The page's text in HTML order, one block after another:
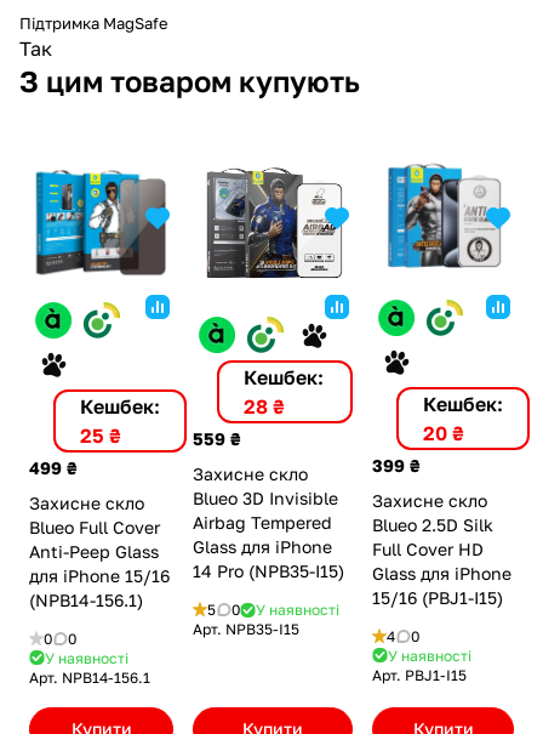
Підтримка MagSafe
Так
З цим товаром купують
Кешбек:
25 ₴
499 ₴
Захисне скло
Blueo Full Cover
Anti-Peep Glass
для iPhone 15/16
(NPB14-156.1)
0
0
У наявності
Арт. NPB14-156.1
Купити
Кешбек:
28 ₴
559 ₴
Захисне скло
Blueo 3D Invisible
Airbag Tempered
Glass для iPhone
14 Pro (NPB35-I15)
5 0
У наявності
Арт. NPB35-I15
Купити
Кешбек:
20 ₴
399 ₴
Захисне скло
Blueo 2.5D Silk
Full Cover HD
Glass для iPhone
15/16 (PBJ1-I15)
4
0
У наявності
Арт. PBJ1-I15
Купити